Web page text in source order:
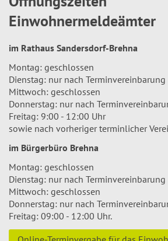
Einwohnermeldeämter
im Rathaus Sandersdorf-Brehna
Montag: geschlossen
Dienstag: nur nach Terminvereinbarung
Mittwoch: geschlossen
Donnerstag: nur nach
Freitag: 9:00 - 12:00 Uhr
sowie nach vorheriger terminlicher
im Bürgerbüro Brehna
Montag: geschlossen
Dienstag: nur nach Terminvereinbarung
Mittwoch: geschlossen
Donnerstag: nur nach
Freitag: 09:00 - 12:00 Uhr.